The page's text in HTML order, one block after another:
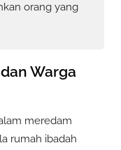
orang yang
Warga
meredam
rumah ibadah